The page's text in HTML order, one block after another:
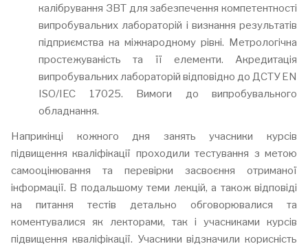
калібрування ЗВТ для забезпечення компетентності
випробувальних лабораторій і визнання результатів
підприємства на міжнародному рівні. Метрологічна
простежуваність та її елементи. Акредитація
випробувальних лабораторій відповідно до ДСТУ EN
ISO/IEC 17025. Вимоги до випробувального
обладнання.
Наприкінці кожного дня занять учасники курсів
підвищення кваліфікації проходили тестування з метою
самооцінювання та перевірки засвоєння отриманої
інформації. В подальшому теми лекцій, а також відповіді
на питання тестів детально обговорювалися та
коментувалися як лекторами, так і учасниками курсів
підвищення кваліфікації. Учасники відзначили корисність